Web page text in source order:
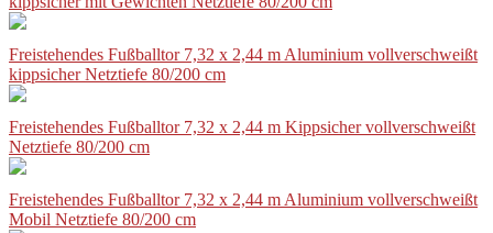
Freistehendes Fußballtor 7,32 x 2,44 m Aluminium vollverschweißt
kippsicher Netztiefe 80/200 cm
Freistehendes Fußballtor 7,32 x 2,44 m Kippsicher vollverschweißt
Netztiefe 80/200 cm
Freistehendes Fußballtor 7,32 x 2,44 m Aluminium vollverschweißt
Mobil Netztiefe 80/200 cm